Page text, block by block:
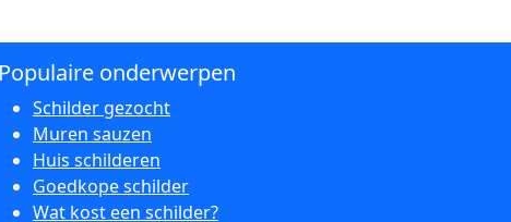
Populaire onderwerpen
Schilder gezocht
Muren sauzen
Huis schilderen
Goedkope schilder
Wat kost een schilder?